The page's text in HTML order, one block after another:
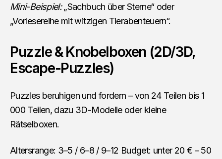
Mini-Beispiel:„Sachbuch über Sterne“ oder
„Vorlesereihe mit witzigen Tierabenteuern“.
Puzzle & Knobelboxen (2D/3D,
Escape-Puzzles)
Puzzles beruhigen und fordern – von 24 Teilen bis 1
000 Teilen, dazu 3D-Modelle oder kleine
Rätselboxen.
Altersrange: 3–5 / 6–8 / 9–12 Budget: unter 20 € – 50